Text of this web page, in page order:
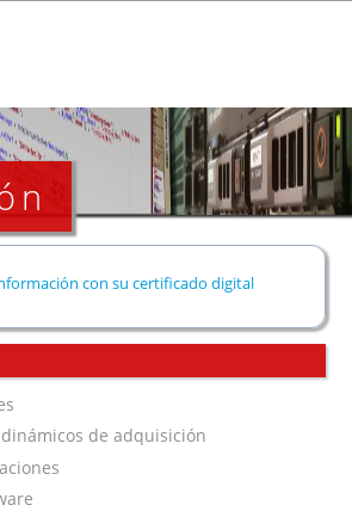
con su certificado digital
de adquisición